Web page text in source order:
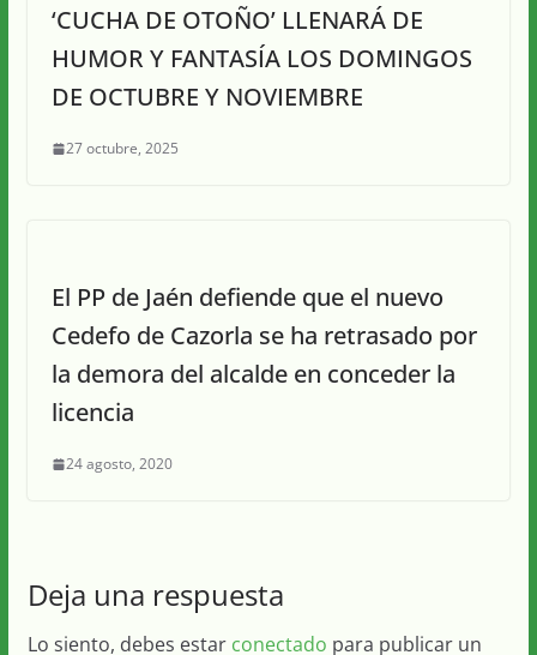
‘CUCHA DE OTOÑO’ LLENARÁ DE
HUMOR Y FANTASÍA LOS DOMINGOS
DE OCTUBRE Y NOVIEMBRE
27 octubre, 2025
El PP de Jaén defiende que el nuevo
Cedefo de Cazorla se ha retrasado por
la demora del alcalde en conceder la
licencia
24 agosto, 2020
Deja una respuesta
Lo siento, debes estar conectado para publicar un